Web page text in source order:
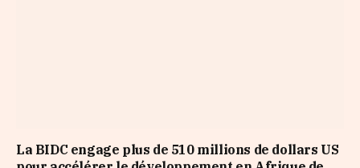
La BIDC engage plus de 510 millions de dollars US